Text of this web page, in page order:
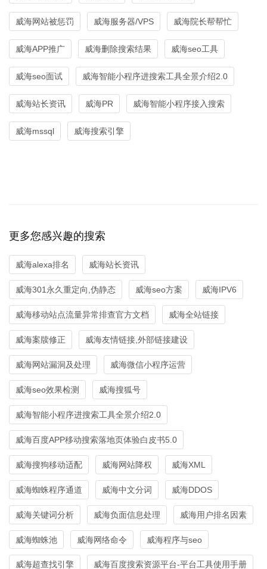
威海网站被惩罚 威海服务器/VPS 威海院长帮帮忙
威海APP推广 威海删除搜索结果 威海seo工具
威海seo面试 威海智能小程序进搜索工具全景介绍2.0
威海站长资讯 威海PR 威海智能小程序接入搜索
威海mssql 威海搜索引擎
更多您感兴趣的搜索
威海alexa排名 威海站长资讯
威海301永久重定向,伪静态 威海seo方案 威海IPV6
威海移动站点流量异常排查官方文档 威海全站链接
威海案牍修正 威海友情链接,外部链接建设
威海网站漏洞及处理 威海微信小程序运营
威海seo效果检测 威海搜狐号
威海智能小程序进搜索工具全景介绍2.0
威海百度APP移动搜索落地页体验白皮书5.0
威海搜狗移动适配 威海网站降权 威海XML
威海蜘蛛程序通道 威海中文分词 威海DDOS
威海关键词分析 威海负面信息处理 威海用户排名因素
威海蜘蛛池 威海网络命令 威海程序与seo
威海超查找引擎 威海百度搜索资源平台-平台工具使用手册